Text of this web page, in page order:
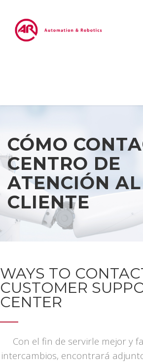
CÓMO
CENTRO DE
ATENCIÓN AL
CLIENTE
WAYS TO
CUSTOMER
CENTER
Con el fin de servirle mejor y
intercambios, encontrará